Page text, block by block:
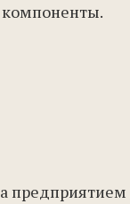
компоненты.
предприятием